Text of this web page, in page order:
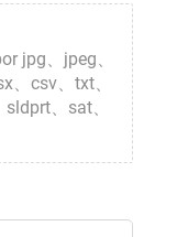
jpg、jpeg、
csv、txt、
、sat、